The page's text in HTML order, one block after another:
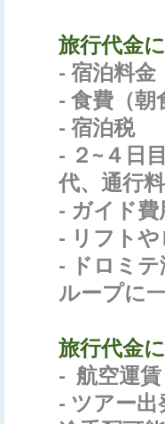
旅行代金
- 宿泊料
- 食費（
- 宿泊税
- ２~４日
代、通行
- ガイド費
- リフト
- ドロミ
ループに一
旅行代金
- 航空運賃
- ツアー